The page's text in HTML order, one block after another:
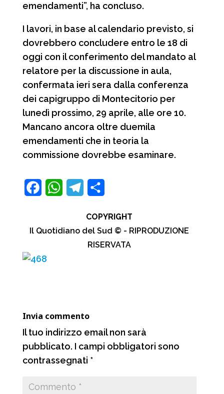
emendamenti”, ha concluso.
I lavori, in base al calendario previsto, si
dovrebbero concludere entro le 18 di
oggi con il conferimento del mandato al
relatore per la discussione in aula,
confermata ieri sera dalla conferenza
dei capigruppo di Montecitorio per
lunedì prossimo, 29 aprile, alle ore 10.
Mancano ancora oltre duemila
emendamenti che in teoria la
commissione dovrebbe esaminare.
b
W
n
COPYRIGHT
Il Quotidiano del Sud © - RIPRODUZIONE
RISERVATA
Invia commento
Il tuo indirizzo email non sarà
pubblicato. I campi obbligatori sono
contrassegnati *